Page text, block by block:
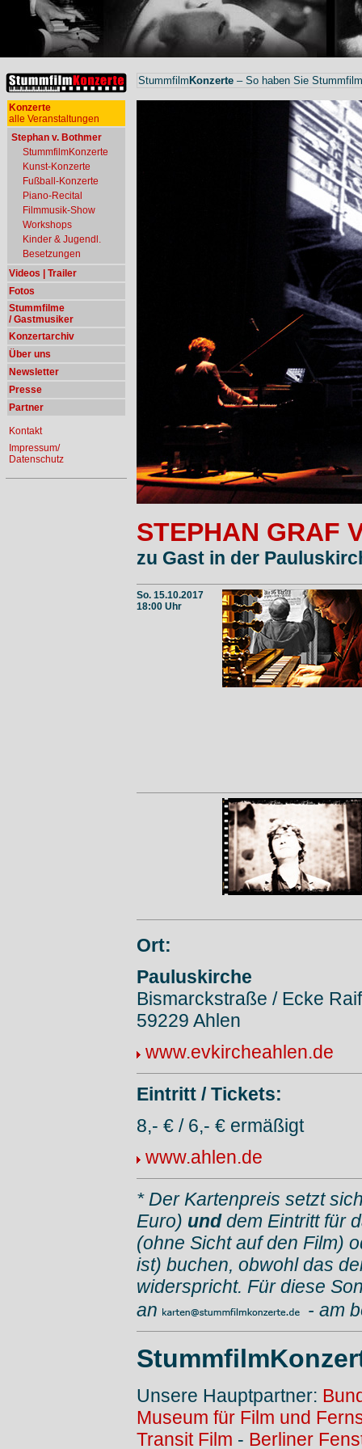
Konzerte
alle Veranstaltungen
Stephan v. Bothmer
StummfilmKonzerte
Kunst-Konzerte
Fußball-Konzerte
Piano-Recital
Filmmusik-Show
Workshops
Kinder & Jugendl.
Besetzungen
Videos | Trailer
Fotos
Stummfilme
/ Gastmusiker
Konzertarchiv
Über uns
Newsletter
Presse
Partner
Kontakt
Impressum/
Datenschutz
Stummfilm Konzerte – So haben Sie
STEPHAN GRAF
zu Gast in der
So. 15.10.2017
18:00 Uhr
Ort:
Pauluskirche
Bismarckstraße / Ecke
59229 Ahlen
www.evkircheahlen.de
Eintritt / Tickets:
8,- € / 6,- € ermäßigt
www.ahlen.de
* Der Kartenpreis setzt
Euro) unddem Eintritt für
(ohne Sicht auf den Film)
ist) buchen, obwohl das
widerspricht. Für diese
an
- am
Unsere Hauptpartner:
Museum für Film und
Transit Film - Berliner